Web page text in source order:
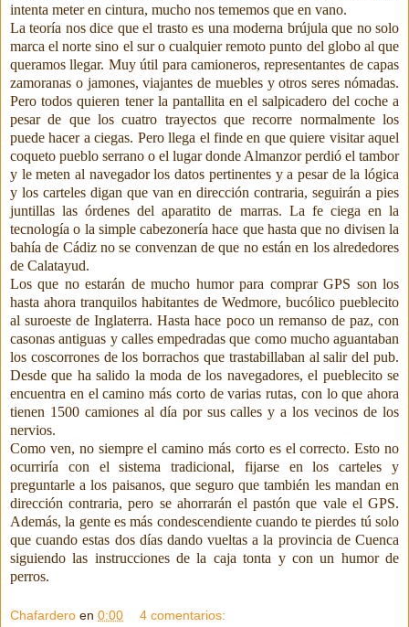
intenta meter en cintura, mucho nos tememos que en vano.
La teoría nos dice que el trasto es una moderna brújula que no solo
marca el norte sino el sur o cualquier remoto punto del globo al que
queramos llegar. Muy útil para camioneros, representantes de capas
zamoranas o jamones, viajantes de muebles y otros seres nómadas.
Pero todos quieren tener la pantallita en el salpicadero del coche a
pesar de que los cuatro trayectos que recorre normalmente los
puede hacer a ciegas. Pero llega el finde en que quiere visitar aquel
coqueto pueblo serrano o el lugar donde Almanzor perdió el tambor
y le meten al navegador los datos pertinentes y a pesar de la lógica
y los carteles digan que van en dirección contraria, seguirán a pies
juntillas las órdenes del aparatito de marras. La fe ciega en la
tecnología o la simple cabezonería hace que hasta que no divisen la
bahía de Cádiz no se convenzan de que no están en los alrededores
de Calatayud.
Los que no estarán de mucho humor para comprar GPS son los
hasta ahora tranquilos habitantes de Wedmore, bucólico pueblecito
al suroeste de Inglaterra. Hasta hace poco un remanso de paz, con
casonas antiguas y calles empedradas que como mucho aguantaban
los coscorrones de los borrachos que trastabillaban al salir del pub.
Desde que ha salido la moda de los navegadores, el pueblecito se
encuentra en el camino más corto de varias rutas, con lo que ahora
tienen 1500 camiones al día por sus calles y a los vecinos de los
nervios.
Como ven, no siempre el camino más corto es el correcto. Esto no
ocurriría con el sistema tradicional, fijarse en los carteles y
preguntarle a los paisanos, que seguro que también les mandan en
dirección contraria, pero se ahorrarán el pastón que vale el GPS.
Además, la gente es más condescendiente cuando te pierdes tú solo
que cuando estas dos días dando vueltas a la provincia de Cuenca
siguiendo las instrucciones de la caja tonta y con un humor de
perros.
Chafardero en 0:00 4 comentarios: